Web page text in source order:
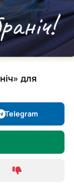
для
Telegram